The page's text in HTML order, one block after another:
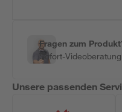
Fragen zum
Sofort-
Unsere passenden